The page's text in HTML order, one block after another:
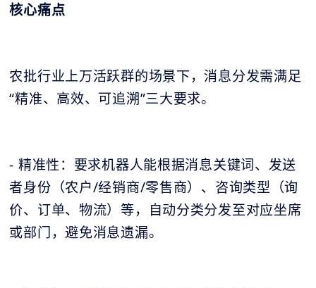
核心痛点
农批行业上万活跃群的场景下，消息分发需满足
“精准、高效、可追溯”三大要求。
- 精准性：要求机器人能根据消息关键词、发送
者身份（农户/经销商/零售商）、咨询类型（询
价、订单、物流）等，自动分类分发至对应坐席
或部门，避免消息遗漏。